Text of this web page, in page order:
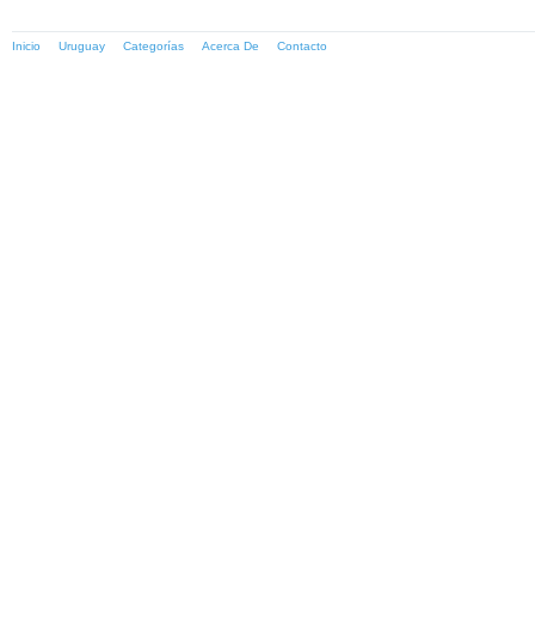
Inicio Uruguay Categorías Acerca De Contacto